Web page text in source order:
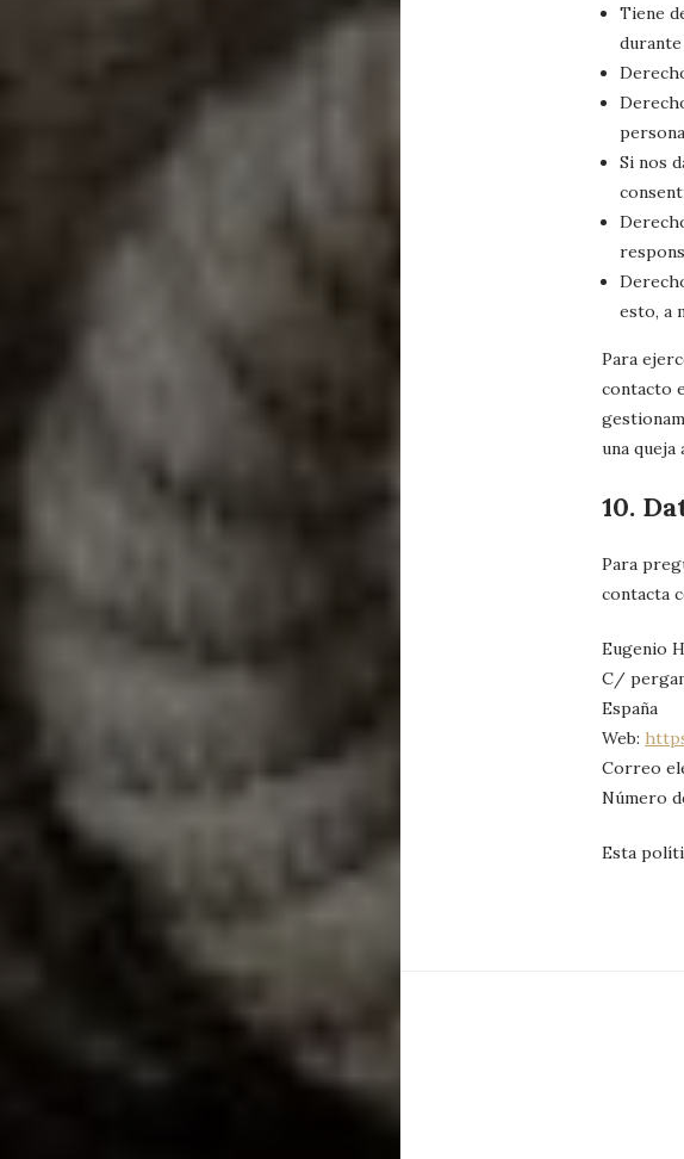
Tiene
Si nos
esto, a
Para
contacto
una
10.
Para
contacta
Eugenio
C/
España
Web:
Correo
Número
Esta